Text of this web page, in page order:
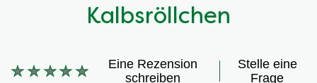
Kalbsröllchen
Keine
Eine Rezension
schreiben
Stelle eine
Frage